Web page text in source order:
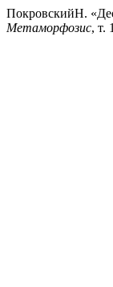
ПокровскийН.
Метаморфозис, т.